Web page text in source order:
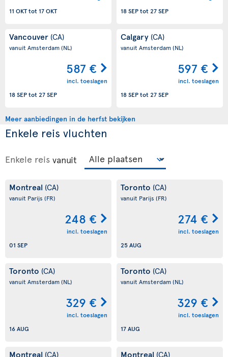
11 OKTtot 17 OKT
18 SEPtot 27 SEP
Vancouver (CA)
vanuit Amsterdam(NL)
587 €
incl. toeslagen
18 SEPtot 27 SEP
Calgary (CA)
vanuit Amsterdam(NL)
597 €
incl. toeslagen
18 SEPtot 27 SEP
Meer aanbiedingen in de herfst bekijken
Enkele reis vluchten
Enkele reis vanuit
Montreal (CA)
vanuit Parijs (FR)
248 €
incl. toeslagen
01 SEP
Toronto (CA)
vanuit Parijs (FR)
274 €
incl. toeslagen
25 AUG
Toronto (CA)
vanuit Amsterdam(NL)
329 €
incl. toeslagen
16 AUG
Toronto (CA)
vanuit Amsterdam(NL)
329 €
incl. toeslagen
17 AUG
Montreal (CA) Montreal (CA)